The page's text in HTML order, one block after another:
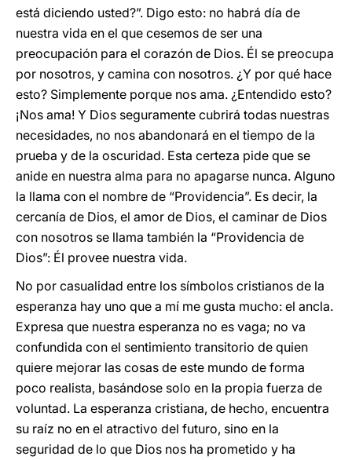
está diciendo usted?”. Digo esto: no habrá día de
nuestra vida en el que cesemos de ser una
preocupación para el corazón de Dios. Él se preocupa
por nosotros, y camina con nosotros. ¿Y por qué hace
esto? Simplemente porque nos ama. ¿Entendido esto?
¡Nos ama! Y Dios seguramente cubrirá todas nuestras
necesidades, no nos abandonará en el tiempo de la
prueba y de la oscuridad. Esta certeza pide que se
anide en nuestra alma para no apagarse nunca. Alguno
la llama con el nombre de “Providencia”. Es decir, la
cercanía de Dios, el amor de Dios, el caminar de Dios
con nosotros se llama también la “Providencia de
Dios”: Él provee nuestra vida.
No por casualidad entre los símbolos cristianos de la
esperanza hay uno que a mí me gusta mucho: el ancla.
Expresa que nuestra esperanza no es vaga; no va
confundida con el sentimiento transitorio de quien
quiere mejorar las cosas de este mundo de forma
poco realista, basándose solo en la propia fuerza de
voluntad. La esperanza cristiana, de hecho, encuentra
su raíz no en el atractivo del futuro, sino en la
seguridad de lo que Dios nos ha prometido y ha